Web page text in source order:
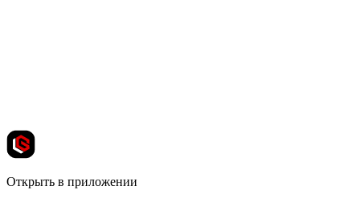
Открыть в приложении